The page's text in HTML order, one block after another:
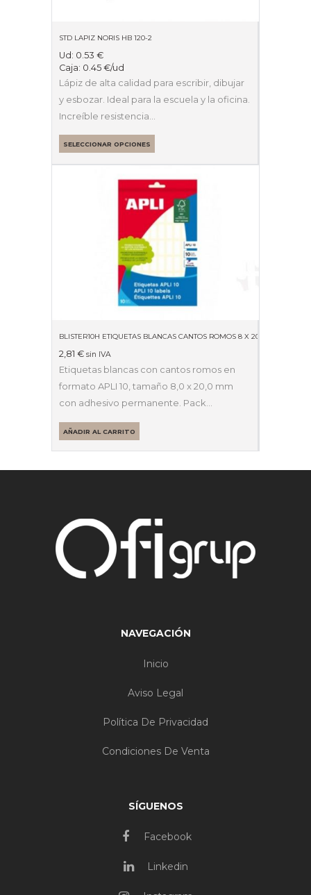
STD LAPIZ NORIS HB 120-2
Ud: 0.53 €
Caja: 0.45 €/ud
Lápiz de alta calidad para escribir, dibujar
y esbozar. Ideal para la escuela y la oficina.
Increíble resistencia…
SELECCIONAR OPCIONES
BLISTER10H ETIQUETAS BLANCAS CANTOS ROMOS 8 X 20MM 01633
2,81 € sin IVA
Etiquetas blancas con cantos romos en
formato APLI 10, tamaño 8,0 x 20,0 mm
con adhesivo permanente. Pack…
AÑADIR AL CARRITO
NAVEGACIÓN
Inicio
Aviso Legal
Política De Privacidad
Condiciones De Venta
SÍGUENOS
Facebook
Linkedin